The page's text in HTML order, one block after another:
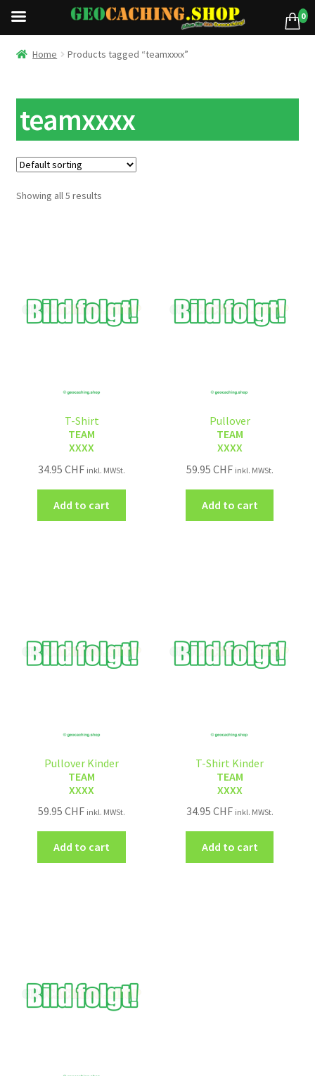
Home Products tagged “teamxxxx”
teamxxxx
Showing all 5 results
T-Shirt
TEAM
XXXX
34.95CHF inkl. MWSt.
Add to cart
Pullover
TEAM
XXXX
59.95 CHF inkl. MWSt.
Add to cart
Pullover Kinder
TEAM
XXXX
59.95CHF inkl. MWSt.
Add to cart
T-Shirt Kinder
TEAM
XXXX
34.95 CHF inkl. MWSt.
Add to cart
0